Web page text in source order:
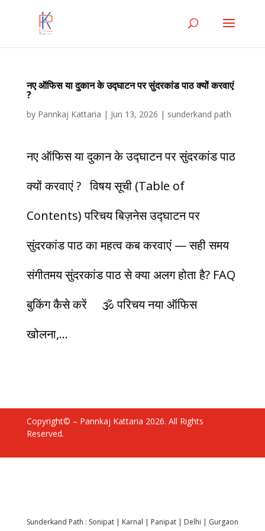
नए ऑफिस या दुकान के उद्घाटन पर सुंदरकांड पाठ क्यों करवाएं
?
by Pannkaj Kattaria | Jun 13, 2026 | sunderkand path
नए ऑफिस या दुकान के उद्घाटन पर सुंदरकांड पाठ
क्यों करवाएं ? विषय सूची (Table of
Contents) परिचय बिज़नेस उद्घाटन पर
सुंदरकांड पाठ का महत्व कब करवाएं — सही समय
संगीतमय सुंदरकांड पाठ से क्या अलग होता है? FAQ
बुकिंग कैसे करें 🕉️ परिचय नया ऑफिस
खोलना,...
Copyright© – Pannkaj Kattaria 2026. All Rights
Reserved.
Sunderkand Path : Sonipat| Karnal | Panipat | Delhi | Gurgaon